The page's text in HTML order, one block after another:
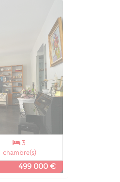
3
chambre(s)
499 000 €